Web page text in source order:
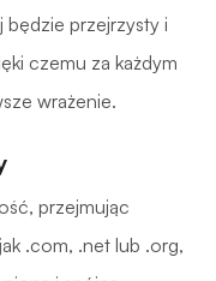
przejrzysty i
czemu za każdym
wrażenie.
przejmując
.com, .net lub .org,